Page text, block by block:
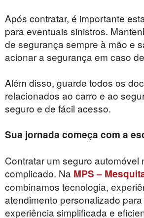
Após contratar, é importante
para eventuais sinistros.
de segurança sempre à mão e
acionar a segurança em caso
Além disso, guarde todos os
relacionados ao carro e ao
seguro e de fácil acesso.
Sua jornada começa com a
Contratar um seguro automóvel
complicado. Na MPS –
combinamos tecnologia,
atendimento personalizado
experiência simplificada e